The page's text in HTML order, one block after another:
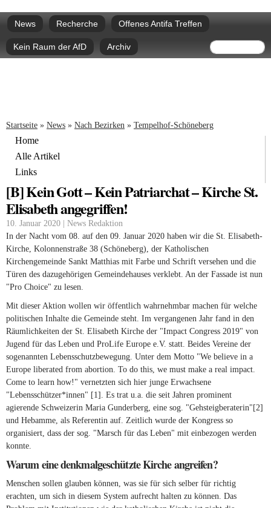
zum
Hauptmenü
News Recherche Offenes Antifa Treffen
Kein Raum der AfD Archiv Suche
Sie sind hier
Startseite » News » Nach Bezirken » Tempelhof-Schöneberg
Home
Alle Artikel
Links
[B] Kein Gott – Kein Patriarchat – Kirche St.
Elisabeth angegriffen!
10. Januar 2020 | News Redaktion
In der Nacht vom 08. auf den 09. Januar 2020 haben wir die St. Elisabeth-
Kirche, Kolonnenstraße 38 (Schöneberg), der Katholischen
Kirchengemeinde Sankt Matthias mit Farbe und Schrift versehen und die
Türen des dazugehörigen Gemeindehauses verklebt. An der Fassade ist nun
"Pro Choice" zu lesen.
Mit dieser Aktion wollen wir öffentlich wahrnehmbar machen für welche
politischen Inhalte die Gemeinde steht. Im vergangenen Jahr fand in den
Räumlichkeiten der St. Elisabeth Kirche der "Impact Congress 2019" von
Jugend für das Leben und ProLife Europe e.V. statt. Beides Vereine der
sogenannten Lebensschutzbewegung. Unter dem Motto "We believe in a
Europe liberated from abortion. To do this, we must make a real impact.
Come to learn how!" vernetzten sich hier junge Erwachsene
"Lebensschützer*innen" [1]. Es trat u.a. die seit Jahren prominent
agierende Schweizerin Maria Gunderberg, eine sog. "Gehsteigberaterin"[2]
und Hebamme, als Referentin auf. Zeitlich wurde der Kongress so
organisiert, dass der sog. "Marsch für das Leben" mit einbezogen werden
konnte.
Warum eine denkmalgeschützte Kirche angreifen?
Menschen sollen glauben können, was sie für sich selber für richtig
erachten, um sich in diesem System aufrecht halten zu können. Das